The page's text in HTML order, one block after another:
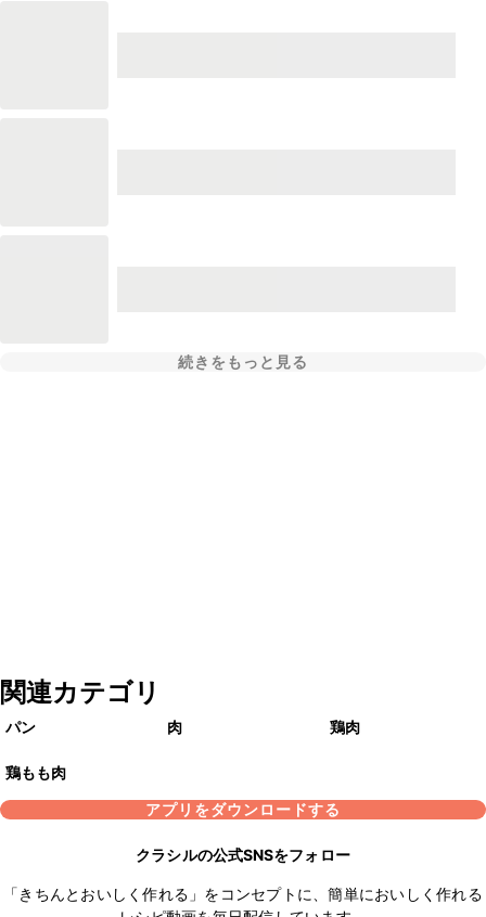
続きをもっと見る
関連カテゴリ
パン 肉 鶏肉
鶏もも肉
アプリをダウンロードする
クラシルの公式SNSをフォロー
「きちんとおいしく作れる」をコンセプトに、簡単においしく作れる